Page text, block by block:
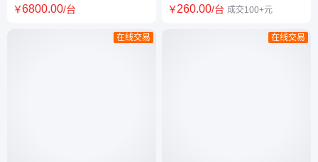
炮专用 工适用地除尘环保 小型
￥6800.00/台
在线交易
铝合金蛇形360度旋转喷雾水枪
￥260.00/台 成交100+元
在线交易